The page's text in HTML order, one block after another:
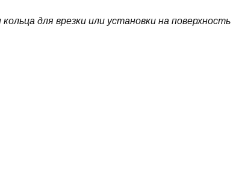
для врезки или установки на поверхность